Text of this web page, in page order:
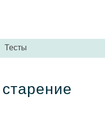
Тесты